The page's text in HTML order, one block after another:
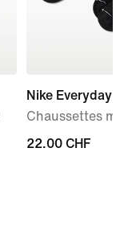
Nike Everyday
Chaussettes mi-
22.00 CHF
22.00 CHF